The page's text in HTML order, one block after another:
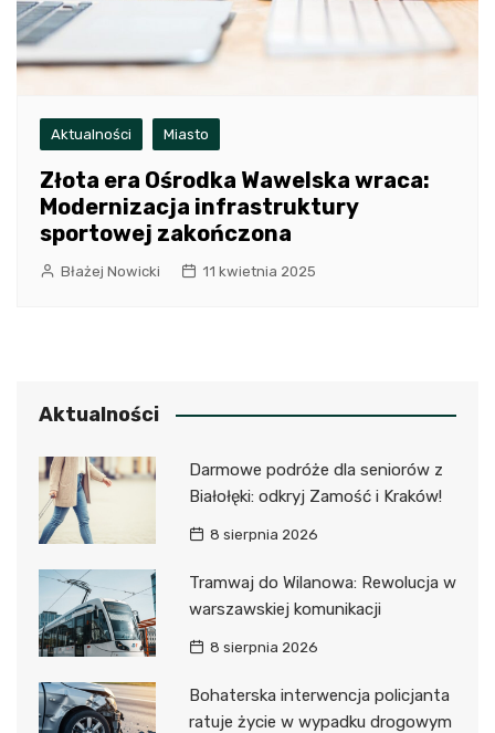
Aktualności Miasto
Złota era Ośrodka Wawelska wraca:
Modernizacja infrastruktury
sportowej zakończona
Błażej Nowicki 11 kwietnia 2025
Aktualności
Darmowe podróże dla seniorów z
Białołęki: odkryj Zamość i Kraków!
8 sierpnia 2026
Tramwaj do Wilanowa: Rewolucja w
warszawskiej komunikacji
8 sierpnia 2026
Bohaterska interwencja policjanta
ratuje życie w wypadku drogowym